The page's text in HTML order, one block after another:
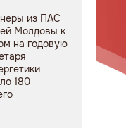
из ПАС
Молдовы к
на годовую
180